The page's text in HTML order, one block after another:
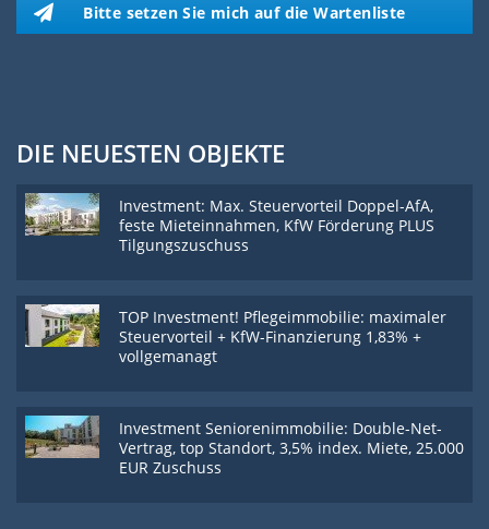
Bitte setzen Sie mich auf die Wartenliste
DIE NEUESTEN OBJEKTE
Investment: Max. Steuervorteil Doppel-AfA,
feste Mieteinnahmen, KfW Förderung PLUS
Tilgungszuschuss
TOP Investment! Pflegeimmobilie: maximaler
Steuervorteil + KfW-Finanzierung 1,83% +
vollgemanagt
Investment Seniorenimmobilie: Double-Net-
Vertrag, top Standort, 3,5% index. Miete, 25.000
EUR Zuschuss